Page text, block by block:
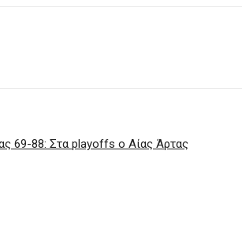
69-88: Στα playoffs ο Αίας Άρτας